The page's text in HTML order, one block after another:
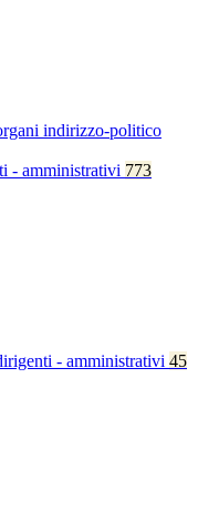
indirizzo-politico
- amministrativi 773
- amministrativi 45